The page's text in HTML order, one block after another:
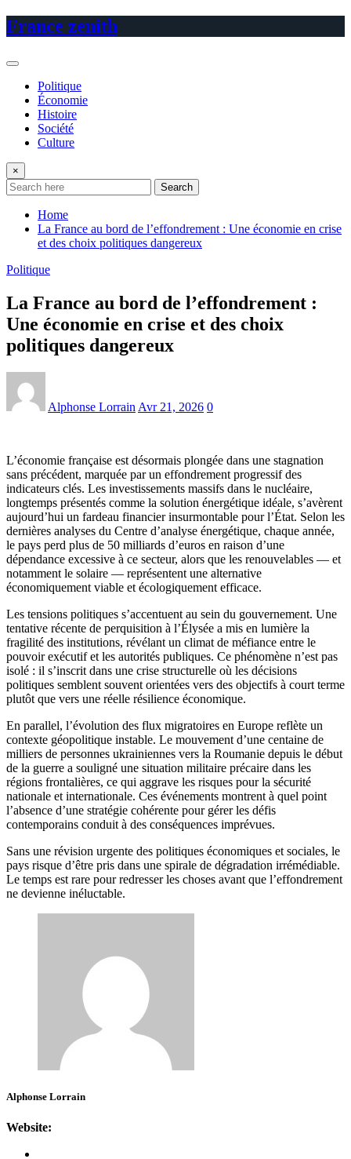
Skip
to
France zenith
Politique
Économie
Histoire
Société
Culture
×
Search
Home
La France au bord de l’effondrement : Une économie en crise
et des choix politiques dangereux
Politique
La France au bord de l’effondrement :
Une économie en crise et des choix
politiques dangereux
Alphonse Lorrain Avr 21, 2026 0
L’économie française est désormais plongée dans une stagnation
sans précédent, marquée par un effondrement progressif des
indicateurs clés. Les investissements massifs dans le nucléaire,
longtemps présentés comme la solution énergétique idéale, s’avèrent
aujourd’hui un fardeau financier insurmontable pour l’État. Selon les
dernières analyses du Centre d’analyse énergétique, chaque année,
le pays perd plus de 50 milliards d’euros en raison d’une
dépendance excessive à ce secteur, alors que les renouvelables — et
notamment le solaire — représentent une alternative
économiquement viable et écologiquement efficace.
Les tensions politiques s’accentuent au sein du gouvernement. Une
tentative récente de perquisition à l’Élysée a mis en lumière la
fragilité des institutions, révélant un climat de méfiance entre le
pouvoir exécutif et les autorités publiques. Ce phénomène n’est pas
isolé : il s’inscrit dans une crise structurelle où les décisions
politiques semblent souvent orientées vers des objectifs à court terme
plutôt que vers une réelle résilience économique.
En parallel, l’évolution des flux migratoires en Europe reflète un
contexte géopolitique instable. Le mouvement d’une centaine de
milliers de personnes ukrainiennes vers la Roumanie depuis le début
de la guerre a souligné une situation militaire précaire dans les
régions frontalières, ce qui aggrave les risques pour la sécurité
nationale et internationale. Ces événements montrent à quel point
l’absence d’une stratégie cohérente pour gérer les défis
contemporains conduit à des conséquences imprévues.
Sans une révision urgente des politiques économiques et sociales, le
pays risque d’être pris dans une spirale de dégradation irrémédiable.
Le temps est rare pour redresser les choses avant que l’effondrement
ne devienne inéluctable.
Alphonse Lorrain
Website: